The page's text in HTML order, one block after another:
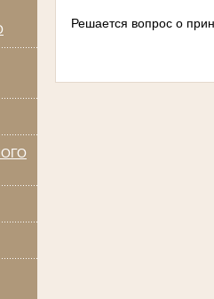
Решается вопрос о